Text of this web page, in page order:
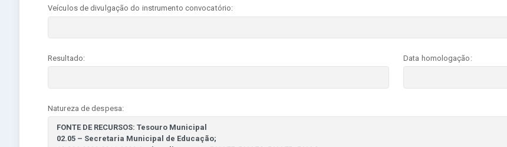
Veículos de divulgação do instrumento convocatório:
Resultado: Data homologação:
Natureza de despesa: